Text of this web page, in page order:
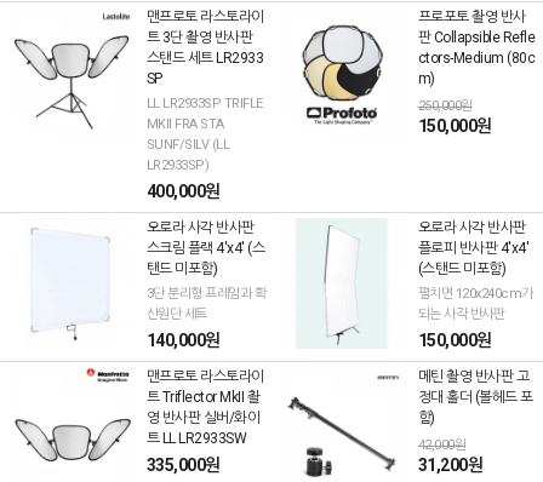
맨프로토 라스토라이
트 3단 촬영 반사판
스탠드 세트 LR2933
SP
LL LR2933SP TRIFLE
MKII FRA STA
SUNF/SILV (LL
LR2933SP)
400,000원
프로포토 촬영 반사
판 Collapsible Refle
ctors-Medium (80c
m)
250,000원
150,000원
오로라 사각 반사판
스크림 플랙 4'x4' (스
탠드 미포함)
3단 분리형 프레임과 확
산원단 세트
140,000원
오로라 사각 반사판
플로피 반사판 4'x4'
(스탠드 미포함)
펼치면 120x240cm가
되는 사각 반사판
150,000원
맨프로토 라스토라이
트 Triflector MkII 촬
영 반사판 실버/화이
트 LL LR2933SW
335,000원
메틴 촬영 반사판 고
정대 홀더 (볼헤드 포
함)
42,000원
31,200원